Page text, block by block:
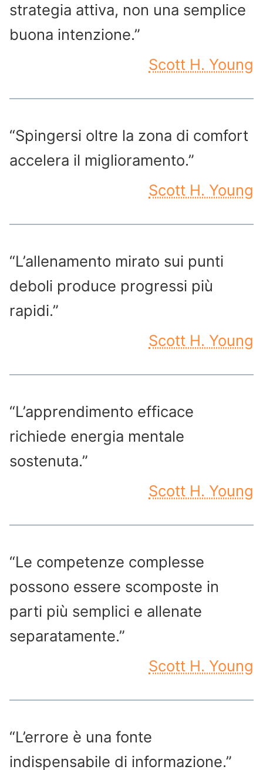
strategia attiva, non una semplice
buona intenzione.”
Scott H. Young
“Spingersi oltre la zona di comfort
accelera il miglioramento.”
Scott H. Young
“L’allenamento mirato sui punti
deboli produce progressi più
rapidi.”
Scott H. Young
“L’apprendimento efficace
richiede energia mentale
sostenuta.”
Scott H. Young
“Le competenze complesse
possono essere scomposte in
parti più semplici e allenate
separatamente.”
Scott H. Young
“L’errore è una fonte
indispensabile di informazione.”